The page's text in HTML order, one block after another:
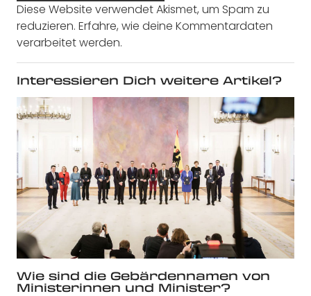
Diese Website verwendet Akismet, um Spam zu
reduzieren. Erfahre, wie deine Kommentardaten
verarbeitet werden.
Interessieren Dich weitere Artikel?
Wie sind die Gebärdennamen von
Ministerinnen und Minister?